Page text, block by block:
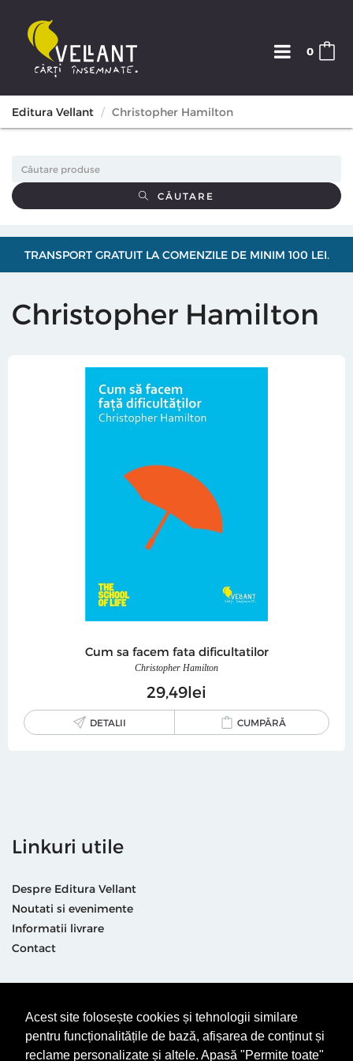
Acest site folosește cookies și tehnologii similare
pentru funcționalitățile de bază, afișarea de conținut și
reclame personalizate și altele. Apasă "Permite toate"
0
Editura Vellant Christopher Hamilton
CĂUTARE
TRANSPORT GRATUIT LA COMENZILE DE MINIM 100 LEI.
Christopher Hamilton
Cum sa facem fata dificultatilor
Christopher Hamilton
2949lei
DETALII CUMPĂRĂ
Linkuri utile
Despre Editura Vellant
Noutati si evenimente
Informatii livrare
Contact